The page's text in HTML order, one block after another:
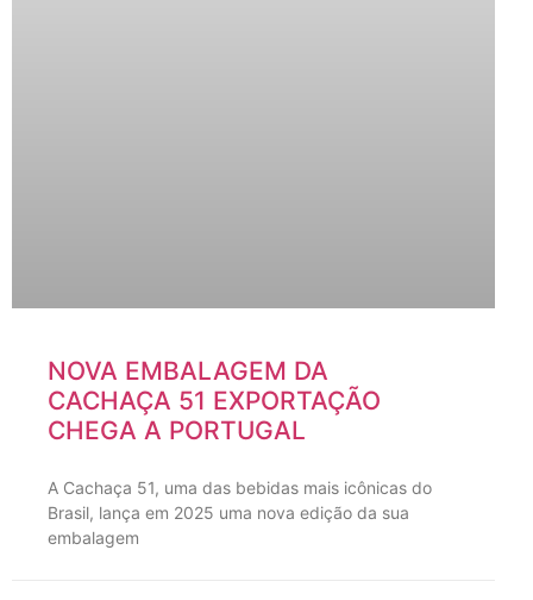
NOVA EMBALAGEM DA
CACHAÇA 51 EXPORTAÇÃO
CHEGA A PORTUGAL
A Cachaça 51, uma das bebidas mais icônicas do
Brasil, lança em 2025 uma nova edição da sua
embalagem